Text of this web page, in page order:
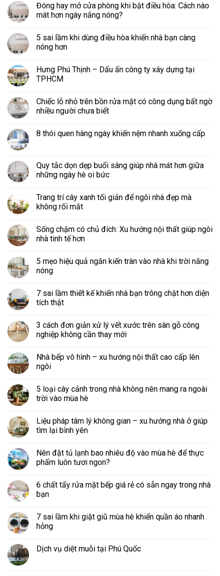
Đóng hay mở cửa phòng khi bật điều hòa: Cách nào
mát hơn ngày nắng nóng?
5 sai lầm khi dùng điều hòa khiến nhà bạn càng
nóng hơn
Hưng Phú Thịnh – Dấu ấn công ty xây dựng tại
TPHCM
Chiếc lỗ nhỏ trên bồn rửa mặt có công dụng bất ngờ
nhiều người chưa biết
8 thói quen hàng ngày khiến nệm nhanh xuống cấp
Quy tắc dọn dẹp buổi sáng giúp nhà mát hơn giữa
những ngày hè oi bức
Trang trí cây xanh tối giản để ngôi nhà đẹp mà
không rối mắt
Sống chậm có chủ đích: Xu hướng nội thất giúp ngôi
nhà tinh tế hơn
5 mẹo hiệu quả ngăn kiến tràn vào nhà khi trời nắng
nóng
7 sai lầm thiết kế khiến nhà bạn trông chật hơn diện
tích thật
3 cách đơn giản xử lý vết xước trên sàn gỗ công
nghiệp không cần thay mới
Nhà bếp vô hình – xu hướng nội thất cao cấp lên
ngôi
5 loại cây cảnh trong nhà không nên mang ra ngoài
trời vào mùa hè
Liệu pháp tâm lý không gian – xu hướng nhà ở giúp
tìm lại bình yên
Nên đặt tủ lạnh bao nhiêu độ vào mùa hè để thực
phẩm luôn tươi ngon?
6 chất tẩy rửa mặt bếp giá rẻ có sẵn ngay trong nhà
bạn
7 sai lầm khi giặt giũ mùa hè khiến quần áo nhanh
hỏng
Dịch vụ diệt muỗi tại Phú Quốc